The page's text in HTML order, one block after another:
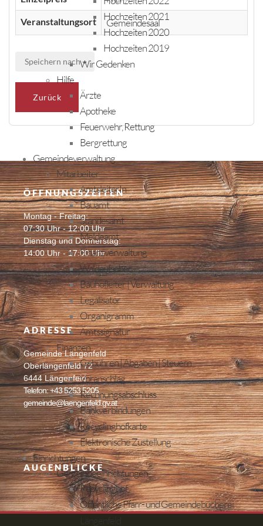
Hochzeiten 2021
Hochzeiten 2020
Hochzeiten 2019
Wir Gedenken
Hilfe
Ärzte
Apotheke
Feuerwehr, Rettung
Bergrettung
Gemeindeverwaltung
Mitarbeiter
AmtsleiterIn
Bauamt
Standesamt
Meldeamt
Finanzverwaltung
Waldaufseher
Bauhofleiter | Verwaltung
Legalisator
Organigramm
Amtssignatur
Finanzen
Gebühren | Abgaben | Steuern
Voranschlag
Rechnungsabschluss
Bankverbindungen
Recyclinghofkarte
Elektronische Zustellung
Einrichtungen
Gemeindeeinrichtungen
Recyclinghof
Öffentliche Pfarr- und Gemeindebücherei
Längenfeld
Veranstaltungsort Gemeindesaal
Speichern nach
Zurück
ÖFFNUNGSZEITEN
Montag - Freitag:
07:30 Uhr - 12:00 Uhr
Dienstag und Donnerstag:
14:00 Uhr - 17:00 Uhr
ADRESSE
Gemeinde Längenfeld
Oberlängenfeld 72
6444 Längenfeld
Telefon: +43 5253 5205
gemeinde@laengenfeld.gv.at
AUGENBLICKE